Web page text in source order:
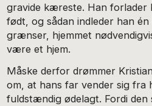
gravide kæreste. Han forlader
født, og sådan indleder han
grænser, hjemmet
være et hjem.
Måske derfor drømmer
om, at hans far vender sig fra
fuldstændig ødelagt. Fordi den